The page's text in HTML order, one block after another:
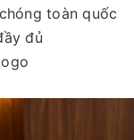
toàn quốc
đủ